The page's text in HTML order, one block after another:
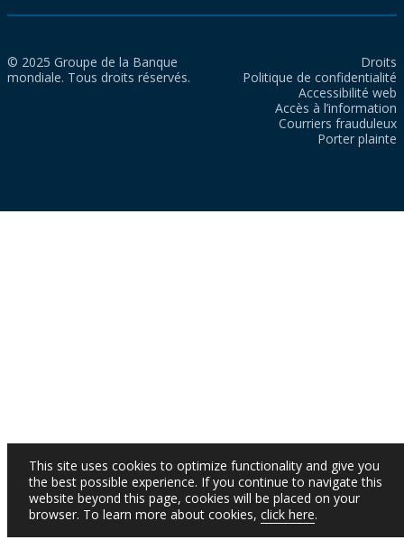
© 2025 Groupe de la Banque
mondiale. Tous droits réservés.
Droits
Politique de confidentialité
Accessibilité web
Accès à l’information
Courriers frauduleux
Porter plainte
This site uses cookies to optimize functionality and give you
the best possible experience. If you continue to navigate this
website beyond this page, cookies will be placed on your
browser. To learn more about cookies, click here.